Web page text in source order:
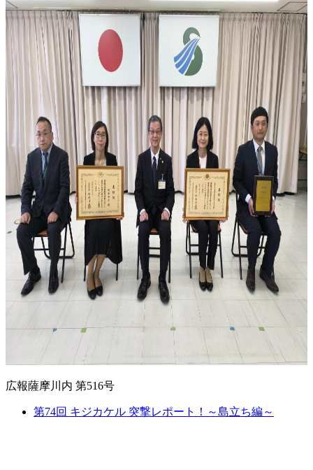
広報薩摩川内 第516号
第74回 キジカケル 突撃レポート！～島立ち編～